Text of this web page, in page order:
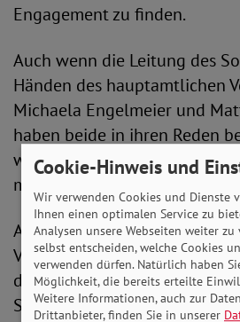
Engagement zu finden.
Auch wenn die Leitung des
Händen des hauptamtlichen
Michaela Engelmeier und
haben beide in ihren Reden
wichtige Rolle das Ehrenamt
müsse das Ziel sein, noch
Auch der Vorsitzende des
Verbandsrates, Bernhard
den Modernisierungsprozess
SoVD setzt sich als Stimme
Cookie-Hinweis und
Wir verwenden Cookies und Dienste
Ihnen einen optimalen Service zu
Analysen unsere Webseiten weiter zu
selbst entscheiden, welche Cookies
verwenden dürfen. Natürlich haben
Möglichkeit, die bereits erteilte
Weitere Informationen, auch zur
Drittanbieter, finden Sie in unserer